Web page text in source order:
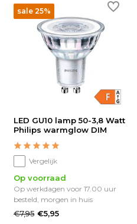
sale 25%
LED GU10 lamp 50-3,8 Watt
Philips warmglow DIM
Vergelijk
Op voorraad
Op werkdagen voor 17.00 uur
besteld, morgen in huis
€7,95 €5,95